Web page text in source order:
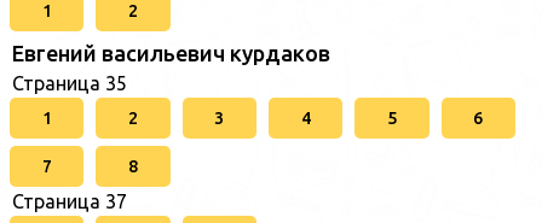
1 2
Евгений васильевич курдаков
Страница 35
1 2 3 4 5 6
7 8
Страница 37